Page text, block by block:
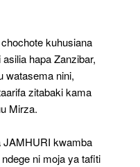
kuhusiana
hapa Zanzibar,
watasema nini,
zitabaki kama
Mirza.
JAMHURI kwamba
ni moja ya tafiti